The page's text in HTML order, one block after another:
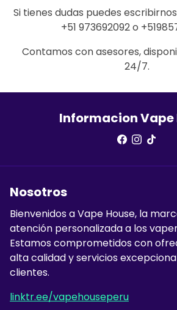
Si tienes dudas puedes
+51 973692092 o
Contamos con asesores,
24/7.
Informacion Vape
Nosotros
Bienvenidos a Vape House, la
atención personalizada a los
Estamos comprometidos con
alta calidad y servicios
clientes.
linktr.ee/vapehouseperu